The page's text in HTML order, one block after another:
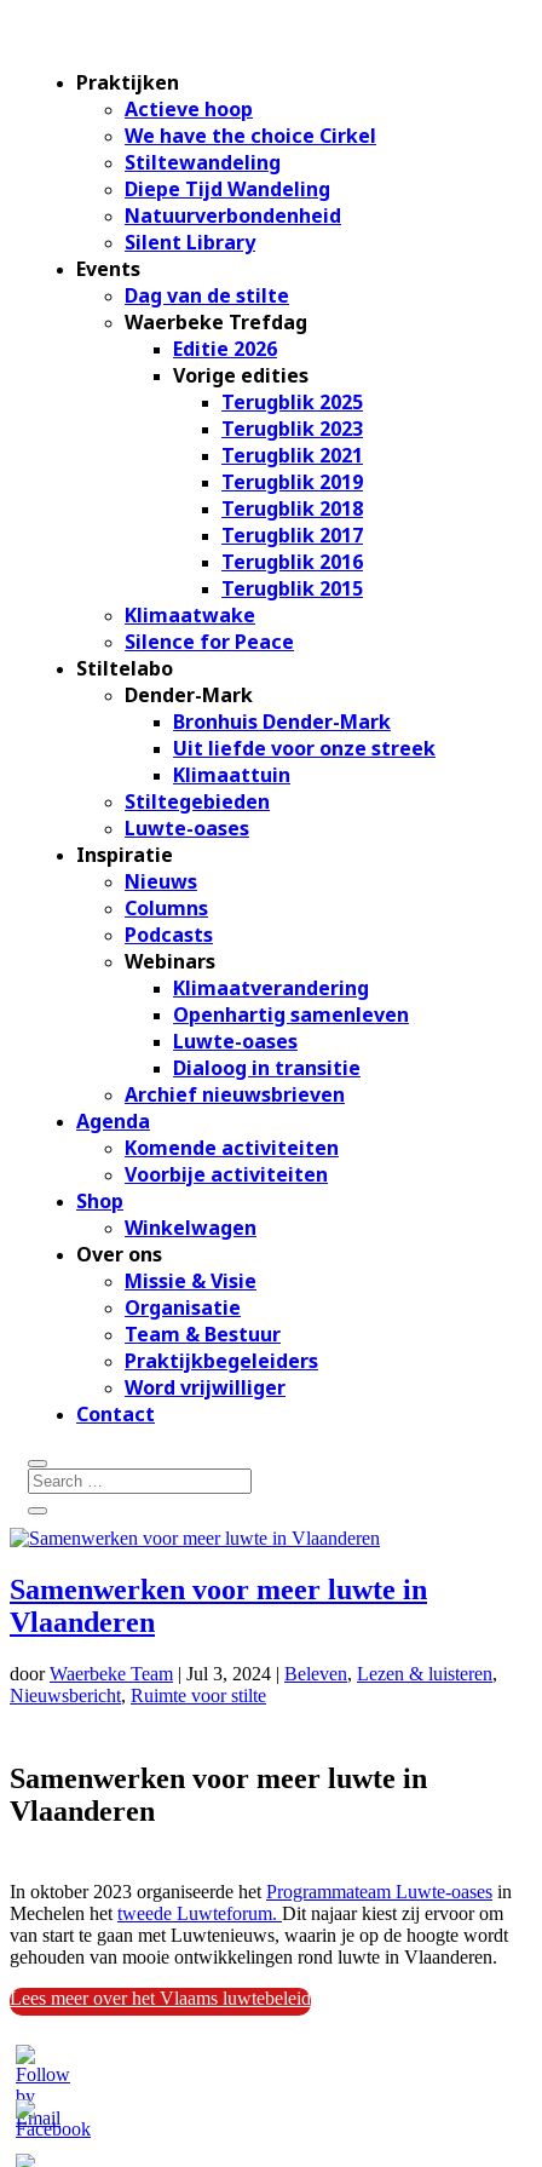
Praktijken
Actieve hoop
We have the choice Cirkel
Stiltewandeling
Diepe Tijd Wandeling
Natuurverbondenheid
Silent Library
Events
Dag van de stilte
Waerbeke Trefdag
Editie 2026
Vorige edities
Terugblik 2025
Terugblik 2023
Terugblik 2021
Terugblik 2019
Terugblik 2018
Terugblik 2017
Terugblik 2016
Terugblik 2015
Klimaatwake
Silence for Peace
Stiltelabo
Dender-Mark
Bronhuis Dender-Mark
Uit liefde voor onze streek
Klimaattuin
Stiltegebieden
Luwte-oases
Inspiratie
Nieuws
Columns
Podcasts
Webinars
Klimaatverandering
Openhartig samenleven
Luwte-oases
Dialoog in transitie
Archief nieuwsbrieven
Agenda
Komende activiteiten
Voorbije activiteiten
Shop
Winkelwagen
Over ons
Missie & Visie
Organisatie
Team & Bestuur
Praktijkbegeleiders
Word vrijwilliger
Contact
Samenwerken voor meer luwte in
Vlaanderen
doorWaerbeke Team | Jul 3, 2024 | Beleven, Lezen & luisteren,
Nieuwsbericht, Ruimte voor stilte
Samenwerken voor meer luwte in
Vlaanderen
In oktober 2023 organiseerde het Programmateam Luwte-oases in
Mechelen het tweede Luwteforum. Dit najaar kiest zij ervoor om
van start te gaan met Luwtenieuws, waarin je op de hoogte wordt
gehouden van mooie ontwikkelingen rond luwte in Vlaanderen.
Lees meer over het Vlaams luwtebeleid